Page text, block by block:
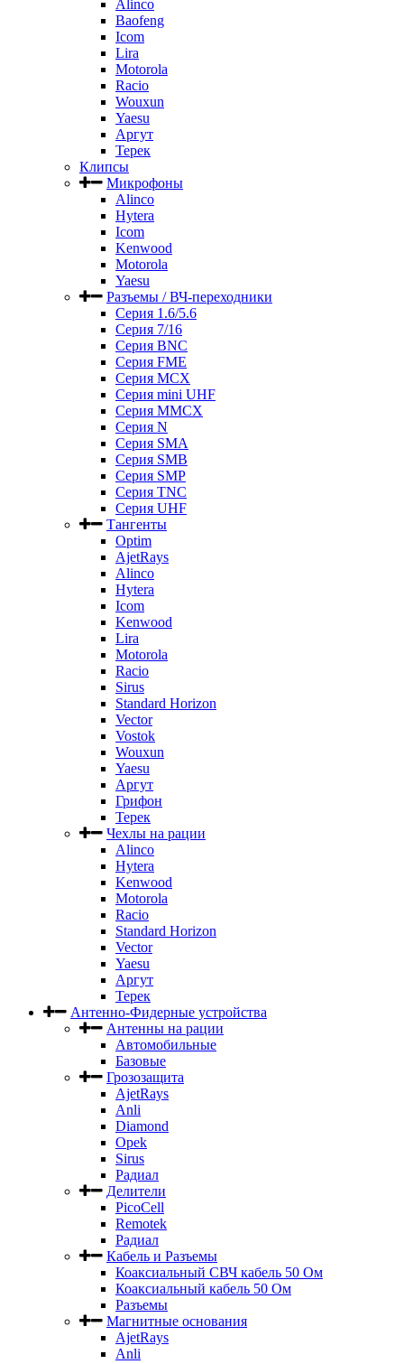
Alinco
Baofeng
Icom
Lira
Motorola
Racio
Wouxun
Yaesu
Аргут
Терек
Клипсы
Микрофоны
Alinco
Hytera
Icom
Kenwood
Motorola
Yaesu
Разъемы / ВЧ-переходники
Серия 1.6/5.6
Серия 7/16
Серия BNC
Серия FME
Серия MCX
Серия mini UHF
Серия MMCX
Серия N
Серия SMA
Серия SMB
Серия SMP
Серия TNC
Серия UHF
Тангенты
Optim
AjetRays
Alinco
Hytera
Icom
Kenwood
Lira
Motorola
Racio
Sirus
Standard Horizon
Vector
Vostok
Wouxun
Yaesu
Аргут
Грифон
Терек
Чехлы на рации
Alinco
Hytera
Kenwood
Motorola
Racio
Standard Horizon
Vector
Yaesu
Аргут
Терек
Антенно-Фидерные устройства
Антенны на рации
Автомобильные
Базовые
Грозозащита
AjetRays
Anli
Diamond
Opek
Sirus
Радиал
Делители
PicoCell
Remotek
Радиал
Кабель и Разъемы
Коаксиальный СВЧ кабель 50 Ом
Коаксиальный кабель 50 Ом
Разъемы
Магнитные основания
AjetRays
Anli